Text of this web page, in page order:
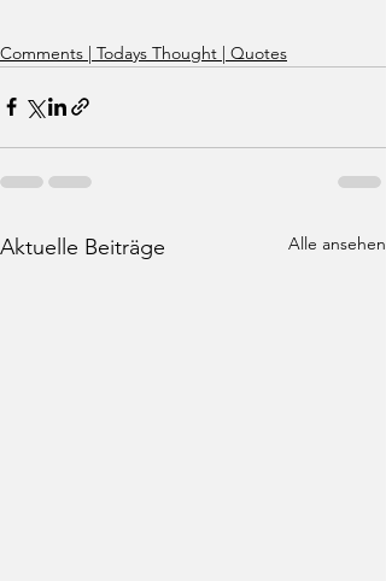
Comments | Todays Thought | Quotes
Aktuelle Beiträge Alle ansehen